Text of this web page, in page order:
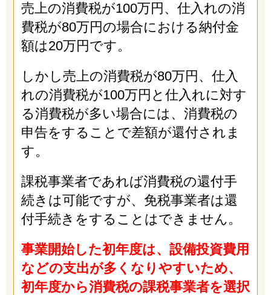
売上の消費税が100万円、仕入れの消
費税が80万円の場合における納付金
額は20万円です。
しかし売上の消費税が80万円、仕入
れの消費税が100万円と仕入れに対す
る消費税が多い場合には、消費税の
申告をすることで差額が還付されま
す。
課税事業者であれば消費税の還付手
続きは可能ですが、免税事業者は還
付手続きをすることはできません。
事業開始した初年度は、設備投資費用
などの支出が多くなりやすいため、
初年度から消費税の課税事業者を選択